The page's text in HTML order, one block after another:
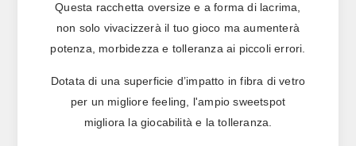
Questa racchetta oversize e a forma di lacrima,
non solo vivacizzerà il tuo gioco ma aumenterà
potenza, morbidezza e tolleranza ai piccoli errori.
Dotata di una superficie d’impatto in fibra di vetro
per un migliore feeling, l'ampio sweetspot
migliora la giocabilità e la tolleranza.